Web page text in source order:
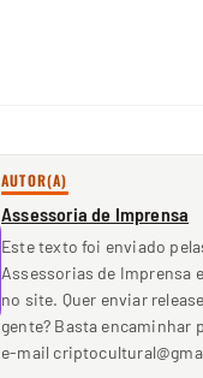
AUTOR(A)
Assessoria de Imprensa
Este texto foi enviado
Assessorias de Imprensa
no site. Quer enviar
gente? Basta encaminhar
e-mail